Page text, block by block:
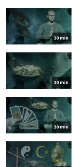
30 min
30 min
30 min